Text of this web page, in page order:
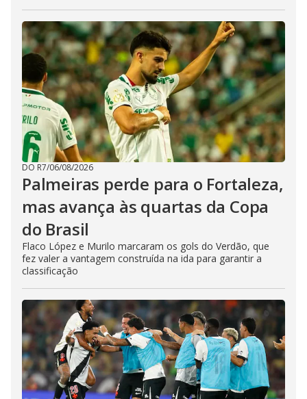
DO R7/06/08/2026
Palmeiras perde para o Fortaleza,
mas avança às quartas da Copa
do Brasil
Flaco López e Murilo marcaram os gols do Verdão, que
fez valer a vantagem construída na ida para garantir a
classificação